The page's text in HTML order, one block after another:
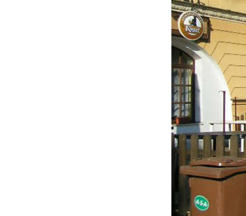
Dům čp. 104/9 na Lužickém náměstí v
Dům čp. 102/7 na Lužickém náměstí v
Dům čp. 99/4 na Lužickém náměstí v
Rumburku (tiskárna Heinricha Pfeifera)
Josef Meisel jun., tkalcovna a barevna u
Mattoniho továrna v lázních Kyselka